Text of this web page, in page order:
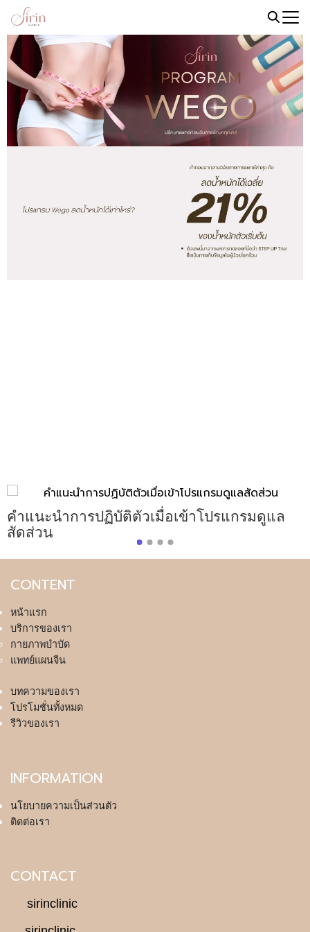
คำแนะนำการปฏิบัติตัวเมื่อเข้าโปรแกรมดูแล
สัดส่วน
CONTENT
หน้าแรก
บริการของเรา
กายภาพบำบัด
แพทย์แผนจีน
บทความของเรา
โปรโมชั่นทั้งหมด
รีวิวของเรา
INFORMATION
นโยบายความเป็นส่วนตัว
ติดต่อเรา
CONTACT
sirinclinic